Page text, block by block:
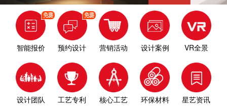
智能报价 预约设计 营销活动 设计案例 VR全景
设计团队 工艺专利 核心工艺 环保材料 星艺资讯